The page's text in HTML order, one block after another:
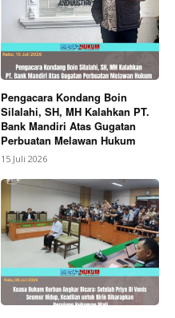
Pengacara Kondang Boin
Silalahi, SH, MH Kalahkan PT.
Bank Mandiri Atas Gugatan
Perbuatan Melawan Hukum
15 Juli 2026